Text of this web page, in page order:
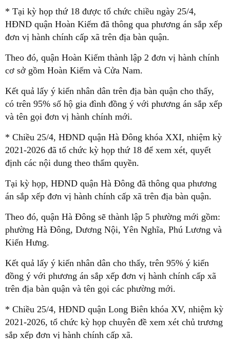
* Tại kỳ họp thứ 18 được tổ chức chiều ngày 25/4,
HĐND quận Hoàn Kiếm đã thông qua phương án sắp xếp
đơn vị hành chính cấp xã trên địa bàn quận.
Theo đó, quận Hoàn Kiếm thành lập 2 đơn vị hành chính
cơ sở gồm Hoàn Kiếm và Cửa Nam.
Kết quả lấy ý kiến nhân dân trên địa bàn quận cho thấy,
có trên 95% số hộ gia đình đồng ý với phương án sắp xếp
và tên gọi đơn vị hành chính mới.
* Chiều 25/4, HĐND quận Hà Đông khóa XXI, nhiệm kỳ
2021-2026 đã tổ chức kỳ họp thứ 18 để xem xét, quyết
định các nội dung theo thẩm quyền.
Tại kỳ họp, HĐND quận Hà Đông đã thông qua phương
án sắp xếp đơn vị hành chính cấp xã trên địa bàn quận.
Theo đó, quận Hà Đông sẽ thành lập 5 phường mới gồm:
phường Hà Đông, Dương Nội, Yên Nghĩa, Phú Lương và
Kiến Hưng.
Kết quả lấy ý kiến nhân dân cho thấy, trên 95% ý kiến
đồng ý với phương án sắp xếp đơn vị hành chính cấp xã
trên địa bàn quận và tên gọi các phường mới.
* Chiều 25/4, HĐND quận Long Biên khóa XV, nhiệm kỳ
2021-2026, tổ chức kỳ họp chuyên đề xem xét chủ trương
sắp xếp đơn vị hành chính cấp xã.